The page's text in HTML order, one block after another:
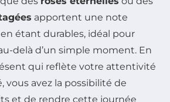
apportent une note
étant durables, idéal pour
delà d’un simple moment. En
qui reflète votre attentivité
vous avez la possibilité de
et de rendre cette journée